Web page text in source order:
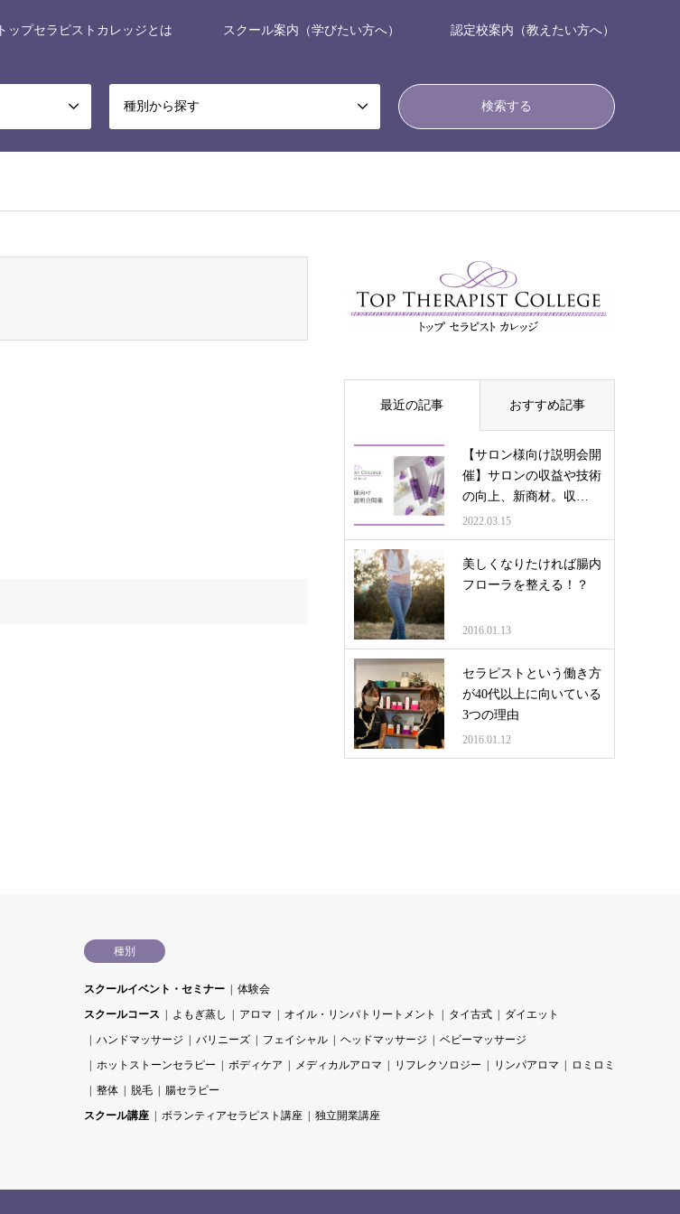
トップセラピストカレッジとは スクール案内（学びたい方へ） 認定校案内（教えたい方へ）
種別から探す
最近の記事 おすすめ記事
【サロン様向け説明会開
催】サロンの収益や技術
の向上、新商材。収…
2022.03.15
美しくなりたければ腸内
フローラを整える！？
2016.01.13
セラピストという働き方
が40代以上に向いている
3つの理由
2016.01.12
種別
スクールイベント・セミナー
体験会
スクールコース
よもぎ蒸し アロマ オイル・リンパトリートメント タイ古式
ダイエット
ハンドマッサージ
バリニーズ フェイシャル ヘッドマッサージ
ベビーマッサージ
ホットストーンセラピー
ボディケア メディカルアロマ リフレクソロジー リンパアロマ
ロミロミ
整体
脱毛
腸セラピー
スクール講座
ボランティアセラピスト講座 独立開業講座